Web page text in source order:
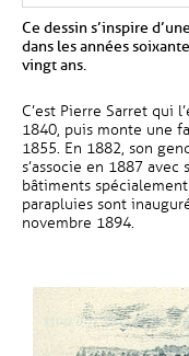
Ce dessin s’inspire
dans les années
vingt ans.
C’est Pierre Sarret qui
1840, puis monte une
1855. En 1882, son
s’associe en 1887
bâtiments
parapluies sont
novembre 1894.